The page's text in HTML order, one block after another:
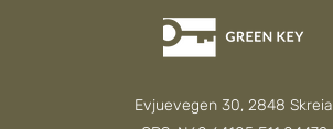
Evjuevegen 30, 2848 Skreia